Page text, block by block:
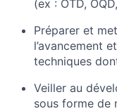
(ex : OTD,
Préparer et
l’avancement
techniques
Veiller au
sous forme de